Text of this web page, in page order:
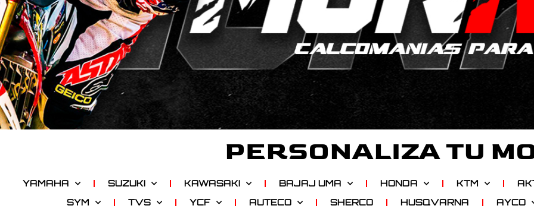
PERSONALIZA TU
YAMAHA SUZUKI KAWASAKI BAJAJ UMA HONDA KTM
SYM
TVS YCF AUTECO SHERCO HUSQVARNA
AYCO